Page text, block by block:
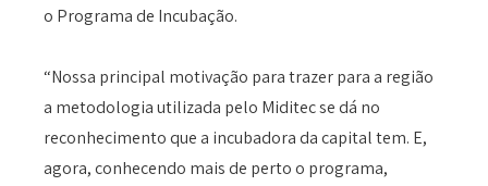
o Programa de Incubação.
“Nossa principal motivação para trazer para a região
a metodologia utilizada pelo Miditec se dá no
reconhecimento que a incubadora da capital tem. E,
agora, conhecendo mais de perto o programa,